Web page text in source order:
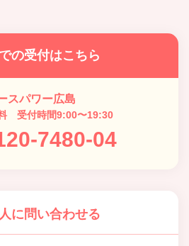
の受付はこちら
スパワー広島
受付時間9:00〜19:30
7480-04
に問い合わせる